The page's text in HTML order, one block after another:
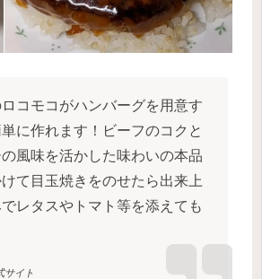
コモコがハンバーグを用意す
に作れます！ビーフのコクと
風味を活かした味わいの本品
て目玉焼きをのせたら出来上
レタスやトマト等を添えても
サイト